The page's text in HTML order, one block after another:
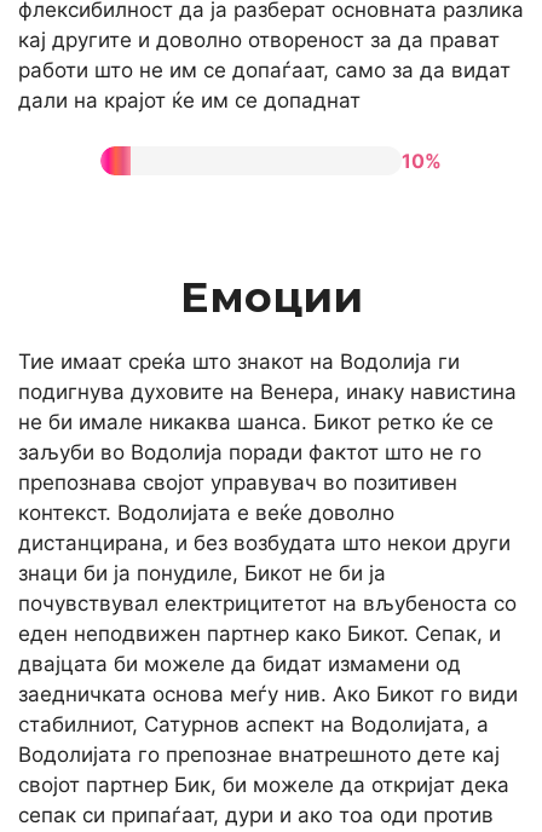
флексибилност да ја разберат основната разлика
кај другите и доволно отвореност за да прават
работи што не им се допаѓаат, само за да видат
дали на крајот ќе им се допаднат
10%
Емоции
Тие имаат среќа што знакот на Водолија ги
подигнува духовите на Венера, инаку навистина
не би имале никаква шанса. Бикот ретко ќе се
заљуби во Водолија поради фактот што не го
препознава својот управувач во позитивен
контекст. Водолијата е веќе доволно
дистанцирана, и без возбудата што некои други
знаци би ја понудиле, Бикот не би ја
почувствувал електрицитетот на вљубеноста со
еден неподвижен партнер како Бикот. Сепак, и
двајцата би можеле да бидат измамени од
заедничката основа меѓу нив. Ако Бикот го види
стабилниот, Сатурнов аспект на Водолијата, а
Водолијата го препознае внатрешното дете кај
својот партнер Бик, би можеле да откријат дека
сепак си припаѓаат, дури и ако тоа оди против